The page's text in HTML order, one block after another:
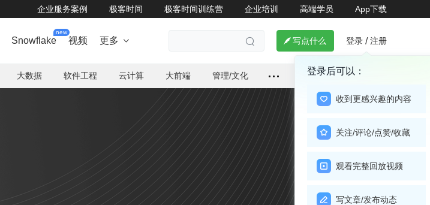
企业服务案例 极客时间 极客时间训练营 企业培训 高端学员 App下载
Snowflake
new
视频 更多    写点什么 登录 / 注册
登录后可以：
收到更感兴趣的内容
关注/评论/点赞/收藏
观看完整回放视频
写文章/发布动态
大数据 软件工程 云计算 大前端 管理/文化